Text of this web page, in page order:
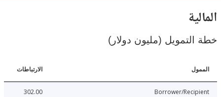
(مليون دولار)
الارتباطات
Borrower/